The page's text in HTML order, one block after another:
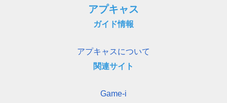
アプキャス
ガイド情報
アプキャスについて
関連サイト
Game-i